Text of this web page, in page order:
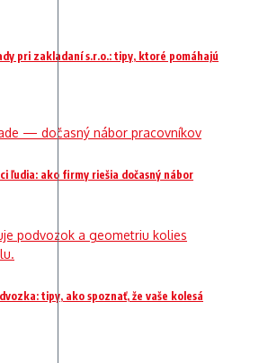
pri zakladaní s.r.o.: tipy, ktoré pomáhajú
ľudia: ako firmy riešia dočasný nábor
tipy, ako spoznať, že vaše kolesá